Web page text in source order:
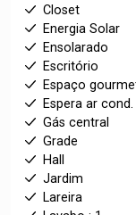
Closet
Energia Solar
Ensolarado
Escritório
Espaço
Espera ar cond.
Gás central
Grade
Hall
Jardim
Lareira